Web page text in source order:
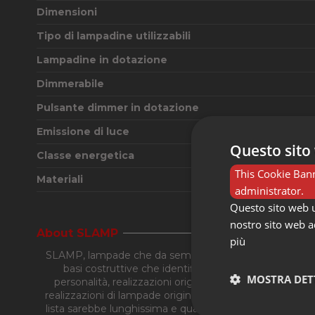
Dimensioni
Tipo di lampadine utilizzabili
Lampadine in dotazione
Dimmerabile
Pulsante dimmer in dotazione
Emissione di luce
Classe energetica
Materiali
About SLAMP
SLAMP, lampade che da sempre nascono
basi costruttive che identificano SLAMP e i suoi
personalità, realizzazioni originali e di volta in volta
realizzazioni di lampade originali ed icone come Veli il
lista sarebbe lunghissima e quasi interminabile.
Questo
This Cookie
administrator.
Questo sito web
nostro sito web
più
MOSTRA